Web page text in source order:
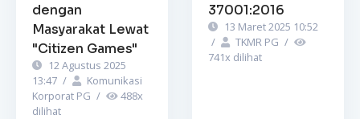
dengan
Masyarakat Lewat
"Citizen Games"
12 Agustus 2025
13:47 /
Komunikasi
Korporat PG / 488x
dilihat
37001:2016
13 Maret 2025 10:52
/
TKMR PG /
741x dilihat